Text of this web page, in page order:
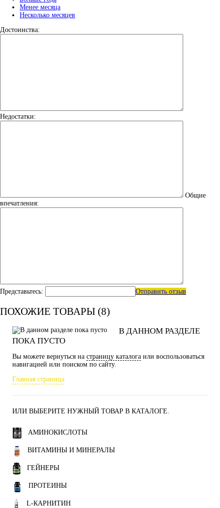
Менее месяца
Несколько месяцев
Достоинства:
Недостатки:
Общие
впечатления:
Представьтесь: Отправить отзыв
ПОХОЖИЕ ТОВАРЫ (8)
В ДАННОМ РАЗДЕЛЕ
ПОКА ПУСТО
Вы можете вернуться на страницу каталога или воспользоваться
навигацией или поиском по сайту.
Главная страница
ИЛИ ВЫБЕРИТЕ НУЖНЫЙ ТОВАР В КАТАЛОГЕ.
АМИНОКИСЛОТЫ
ВИТАМИНЫ И МИНЕРАЛЫ
ГЕЙНЕРЫ
ПРОТЕИНЫ
L-КАРНИТИН